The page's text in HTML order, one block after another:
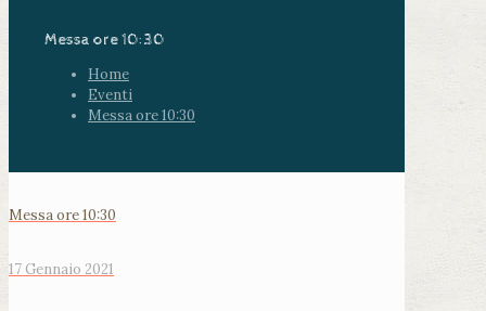
Messa ore 10:30
Home
Eventi
Messa ore 10:30
Messa ore 10:30
17 Gennaio 2021